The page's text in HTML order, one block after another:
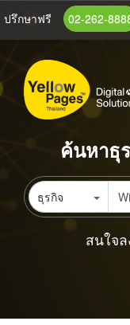
ข้าม
เนื้อหา
หลัก
ปรึกษาฟรี 02-262-
ค้นหาธุ
ธุรกิจ
สนใจ